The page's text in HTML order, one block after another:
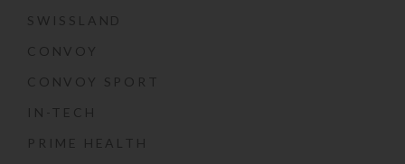
SWISSLAND
CONVOY
CONVOY SPORT
IN-TECH
PRIME HEALTH